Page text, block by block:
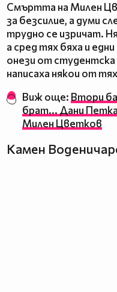
Смъртта на Милен
за безсилие, а думи
трудно се изричат.
а сред тях бяха и
онези от студентска
написаха някои от
Виж още: Втори
брат... Дани
Милен Цветков
Камен